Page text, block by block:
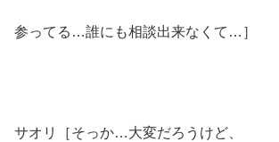
参ってる…誰にも相談出来なくて…］
サオリ［そっか…大変だろうけど、